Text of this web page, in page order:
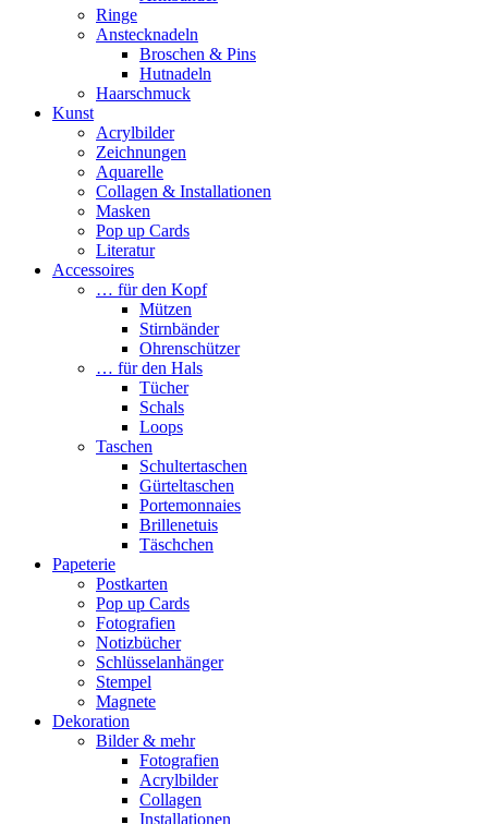
Ringe
Anstecknadeln
Broschen & Pins
Hutnadeln
Haarschmuck
Kunst
Acrylbilder
Zeichnungen
Aquarelle
Collagen & Installationen
Masken
Pop up Cards
Literatur
Accessoires
… für den Kopf
Mützen
Stirnbänder
Ohrenschützer
… für den Hals
Tücher
Schals
Loops
Taschen
Schultertaschen
Gürteltaschen
Portemonnaies
Brillenetuis
Täschchen
Papeterie
Postkarten
Pop up Cards
Fotografien
Notizbücher
Schlüsselanhänger
Stempel
Magnete
Dekoration
Bilder & mehr
Fotografien
Acrylbilder
Collagen
Installationen